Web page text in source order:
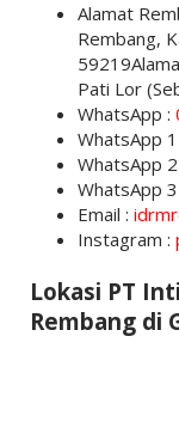
Alamat
Rembang,
Pati Lor
WhatsApp :
WhatsApp 1
WhatsApp 2
WhatsApp 3
Email :
Instagram :
Lokasi PT
Rembang di